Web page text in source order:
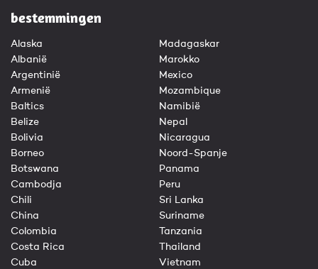
bestemmingen
Alaska
Albanië
Argentinië
Armenië
Baltics
Belize
Bolivia
Borneo
Botswana
Cambodja
Chili
China
Colombia
Costa Rica
Cuba
Madagaskar
Marokko
Mexico
Mozambique
Namibië
Nepal
Nicaragua
Noord-Spanje
Panama
Peru
Sri Lanka
Suriname
Tanzania
Thailand
Vietnam